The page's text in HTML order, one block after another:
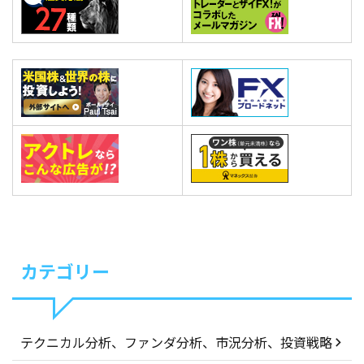
カテゴリー
テクニカル分析、ファンダ分析、市況分析、投資戦略